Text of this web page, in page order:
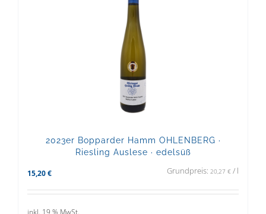
2023er Bopparder Hamm OHLENBERG ·
Riesling Auslese · edelsüß
15,20 € Grundpreis: 20,27 € / l
inkl. 19 % MwSt.